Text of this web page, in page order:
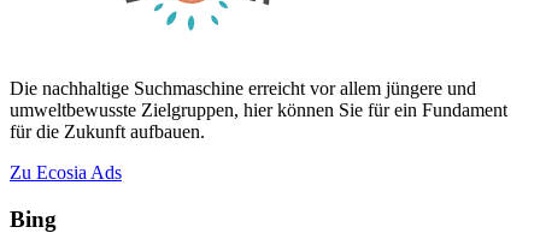
Die nachhaltige Suchmaschine erreicht vor allem jüngere und
umweltbewusste Zielgruppen, hier können Sie für ein Fundament
für die Zukunft aufbauen.
Zu Ecosia Ads
Bing